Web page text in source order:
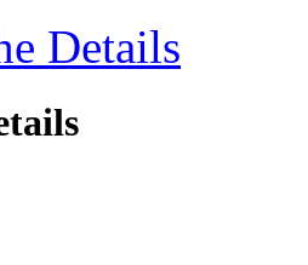
Details